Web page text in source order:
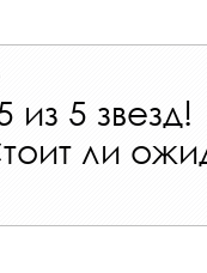
из 5 звезд!
ли